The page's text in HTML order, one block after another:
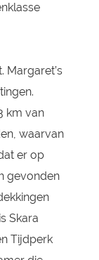
Margaret’s
km van
waarvan
er op
gevonden
Skara
Tijdperk